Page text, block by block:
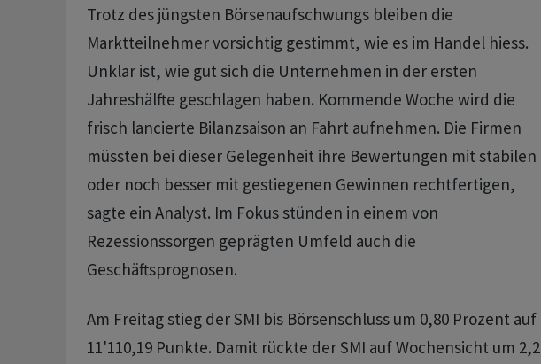
Trotz des jüngsten Börsenaufschwungs bleiben die
Marktteilnehmer vorsichtig gestimmt, wie es im Handel hiess.
Unklar ist, wie gut sich die Unternehmen in der ersten
Jahreshälfte geschlagen haben. Kommende Woche wird die
frisch lancierte Bilanzsaison an Fahrt aufnehmen. Die Firmen
müssten bei dieser Gelegenheit ihre Bewertungen mit stabilen
oder noch besser mit gestiegenen Gewinnen rechtfertigen,
sagte ein Analyst. Im Fokus stünden in einem von
Rezessionssorgen geprägten Umfeld auch die
Geschäftsprognosen.
Am Freitag stieg der SMI bis Börsenschluss um 0,80 Prozent auf
11'110,19 Punkte. Damit rückte der SMI auf Wochensicht um 2,2